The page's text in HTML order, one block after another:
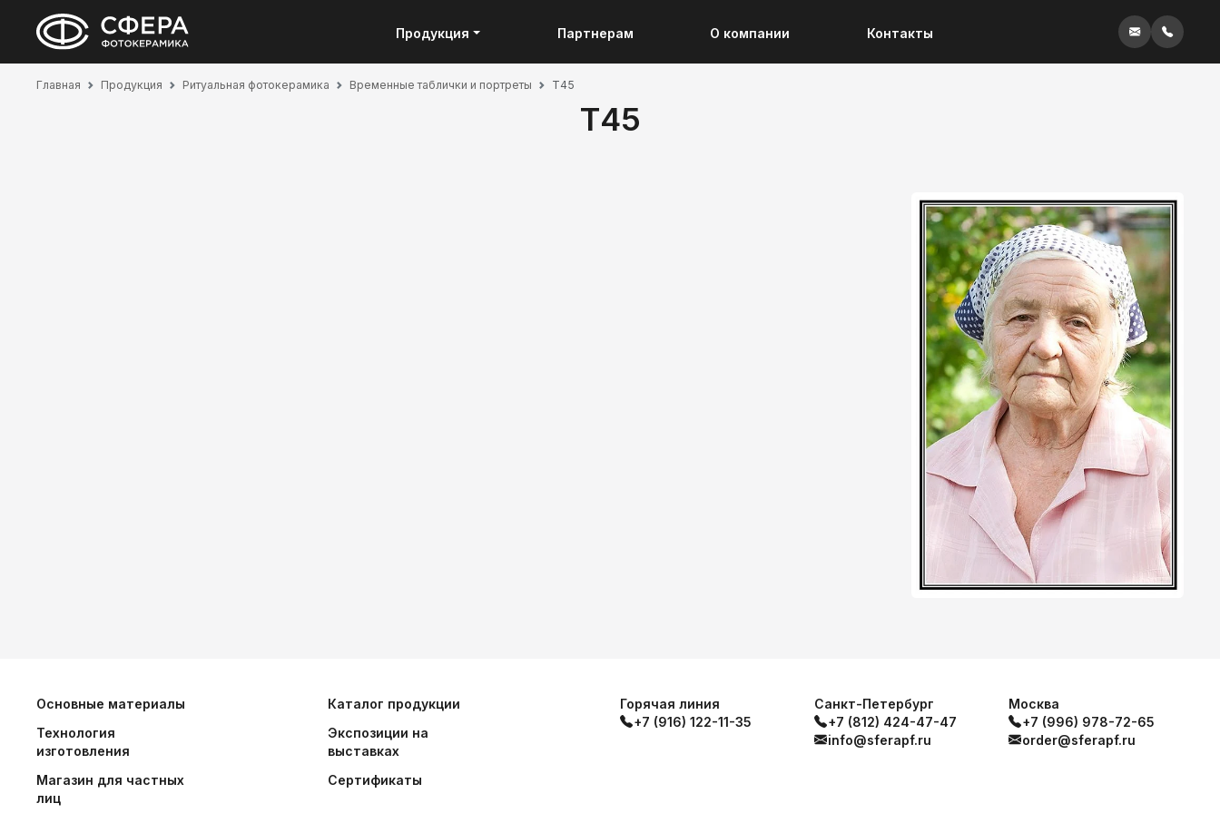
Продукция Партнерам О компании Контакты
Главная Продукция Ритуальная фотокерамика Временные таблички и портреты Т45
Т45
Основные материалы
Технология
изготовления
Магазин для частных
лиц
Каталог продукции
Экспозиции на
выставках
Сертификаты
Горячая линия
+7 (916) 122-11-35
Санкт-Петербург
+7 (812) 424-47-47
info@sferapf.ru
Москва
+7 (996) 978-72-65
order@sferapf.ru